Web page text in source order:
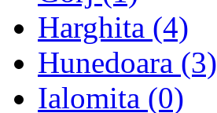
Harghita (4)
Hunedoara (3)
Ialomita (0)